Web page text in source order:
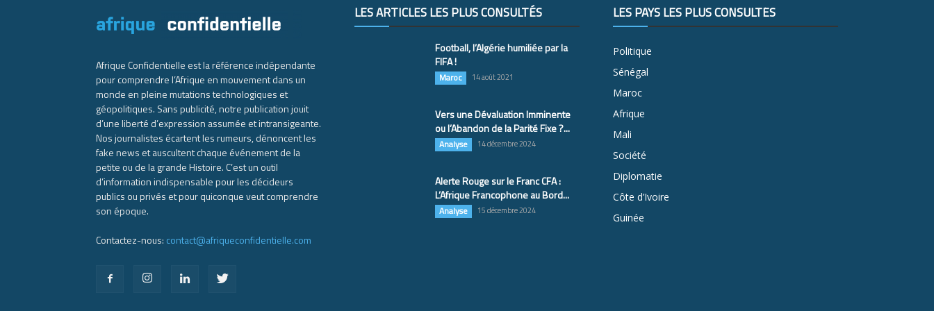
Afrique Confidentielle est la référence indépendante
pour comprendre l’Afrique en mouvement dans un
monde en pleine mutations technologiques et
géopolitiques. Sans publicité, notre publication jouit
d’une liberté d’expression assumée et intransigeante.
Nos journalistes écartent les rumeurs, dénoncent les
fake news et auscultent chaque événement de la
petite ou de la grande Histoire. C’est un outil
d’information indispensable pour les décideurs
publics ou privés et pour quiconque veut comprendre
son époque.
Contactez-nous: contact@afriqueconfidentielle.com
LES ARTICLES LES PLUS CONSULTÉS
Football, l’Algérie humiliée par la
FIFA !
Maroc 14 août 2021
Vers une Dévaluation Imminente
ou l’Abandon de la Parité Fixe ?...
Analyse 14 décembre 2024
Alerte Rouge sur le Franc CFA :
L’Afrique Francophone au Bord...
Analyse 15 décembre 2024
LES PAYS LES PLUS CONSULTÉS
Politique
Sénégal
Maroc
Afrique
Mali
Société
Diplomatie
Côte d’Ivoire
Guinée